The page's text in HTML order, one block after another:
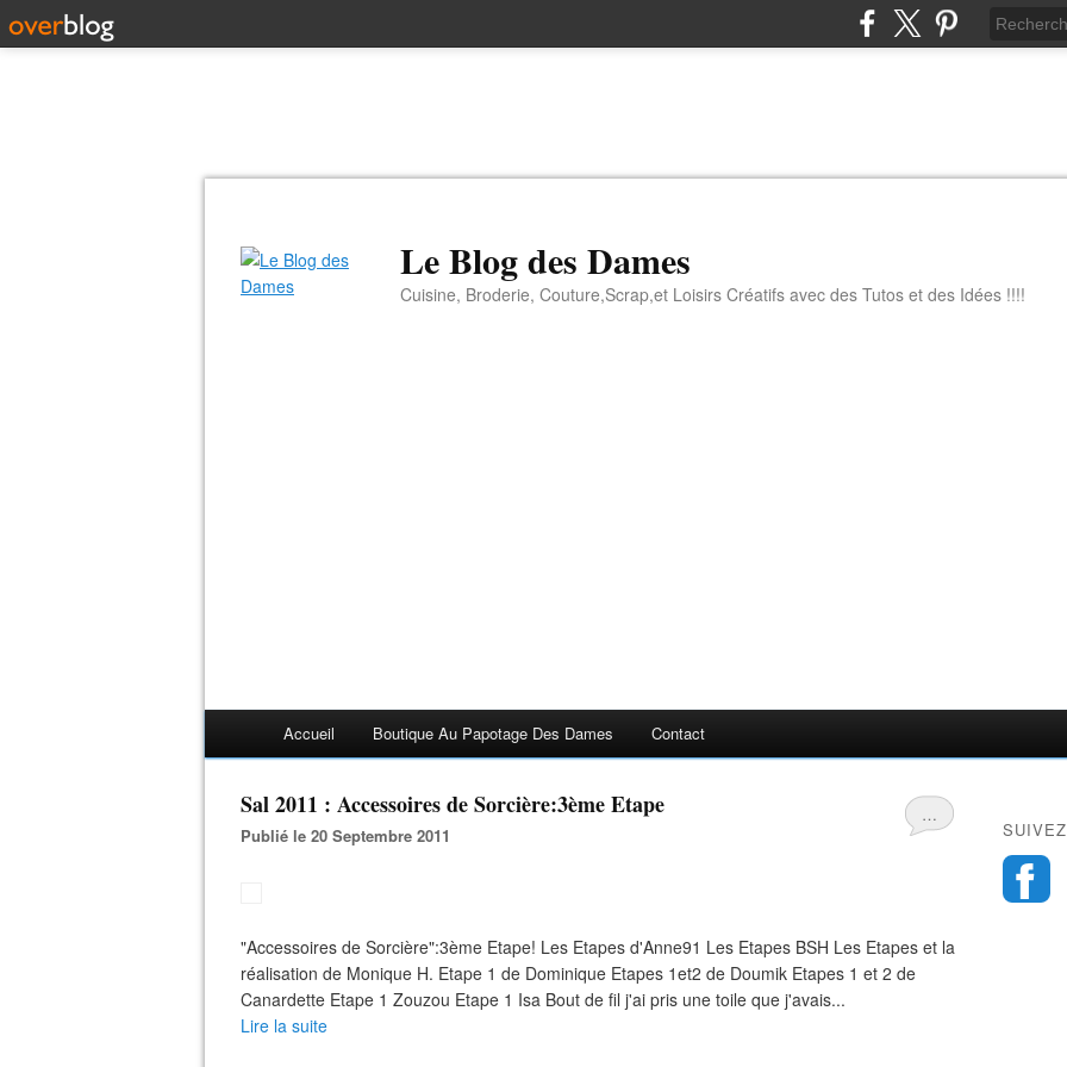
Le Blog des Dames
Cuisine, Broderie, Couture,Scrap,et Loisirs Créatifs avec des Tutos et des Idées !!!!
Accueil Boutique Au Papotage Des Dames Contact
…
Sal 2011 : Accessoires de Sorcière:3ème Etape
Publié le 20 Septembre 2011
"Accessoires de Sorcière":3ème Etape! Les Etapes d'Anne91 Les Etapes BSH Les Etapes et la
réalisation de Monique H. Etape 1 de Dominique Etapes 1et2 de Doumik Etapes 1 et 2 de
Canardette Etape 1 Zouzou Etape 1 Isa Bout de fil j'ai pris une toile que j'avais...
Lire la suite